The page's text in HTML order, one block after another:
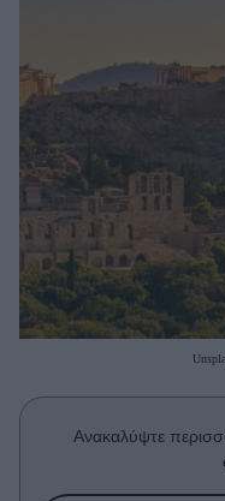
Σχέσεις & Σεξ
Fitness
Woman Power
Parenting
Working Girl
Real Women
Πρόσωπα
Celebrities
Συνεντεύξεις
True Stories
Ανακαλύψτε